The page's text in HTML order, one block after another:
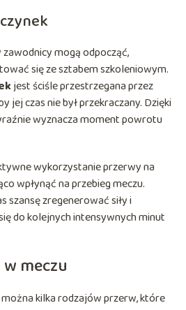
mogą odpocząć,
się ze sztabem szkoleniowym.
jest ściśle przestrzegana przez
jej czas nie był przekraczany. Dzięki
wyznacza moment powrotu
wykorzystanie przerwy na
wpłynąć na przebieg meczu.
szansę zregenerować siły i
do kolejnych intensywnych minut
meczu
kilka rodzajów przerw, które